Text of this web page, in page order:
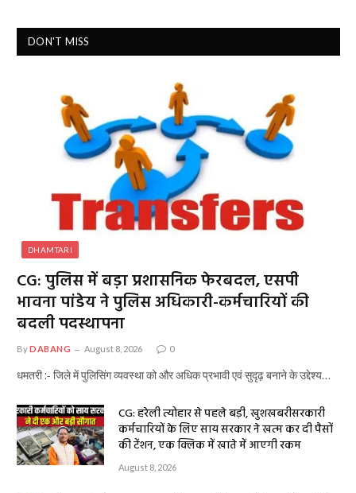
DON'T MISS
DHAMTARI
CG: पुलिस में बड़ा प्रशासनिक फेरबदल, एसपी
भावना पांडेय ने पुलिस अधिकारी-कर्मचारियों की
बदली पदस्थापना
ByDABANG August 8, 2026 0
धमतरी :- जिले में पुलिसिंग व्यवस्था को और अधिक प्रभावी एवं सुदृढ़ बनाने के उद्देश्य…
CG: हरेली त्योहार से पहले बड़ी, खुशखबरीसरकारी
कर्मचारियों के लिए साय सरकार ने खत्म कर दी पैसों
की टेंशन, एक क्लिक में खाते में आएगी रकम
August 8, 2026